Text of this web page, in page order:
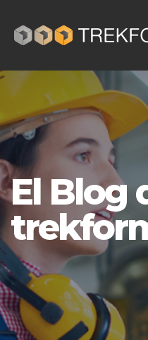
El Blog